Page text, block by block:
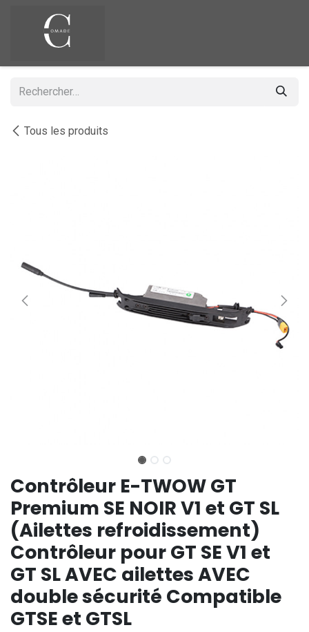
Tous les produits
Contrôleur E-TWOW GT
Premium SE NOIR V1 et GT SL
(Ailettes refroidissement)
Contrôleur pour GT SE V1 et
GT SL AVEC ailettes AVEC
double sécurité Compatible
GTSE et GTSL